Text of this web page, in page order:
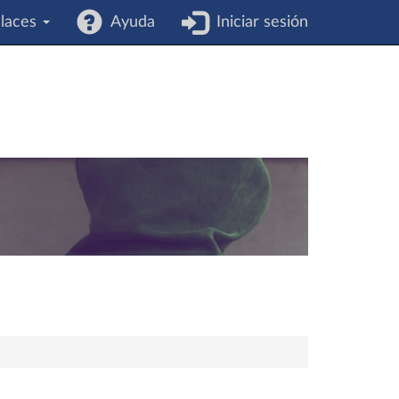
Ayuda Iniciar sesión